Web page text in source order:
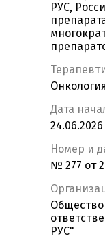
РУС,
Онкология
Дата
24.06.2026
Номер и
№ 277 от
Общество
РУС"